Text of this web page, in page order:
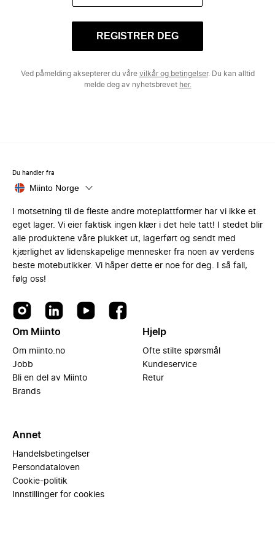
REGISTRER DEG
Ved påmelding aksepterer du våre vilkår og betingelser. Du kan alltid
melde deg av nyhetsbrevet her.
Du handler fra
Miinto Norge
I motsetning til de fleste andre moteplattformer har vi ikke et
eget lager. Vi eier faktisk ingen klær i det hele tatt! I stedet blir
alle produktene våre plukket ut, lagerført og sendt med
kjærlighet av lidenskapelige mennesker fra noen av verdens
beste motebutikker. Vi håper dette er noe for deg. I så fall,
følg oss!
Om Miinto
Om miinto.no
Jobb
Bli en del av Miinto
Brands
Hjelp
Ofte stilte spørsmål
Kundeservice
Retur
Annet
Handelsbetingelser
Persondataloven
Cookie-politik
Innstillinger for cookies